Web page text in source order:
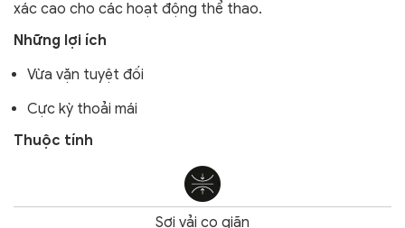
xác cao cho các hoạt động thể thao.
Những lợi ích
Vừa vặn tuyệt đối
Cực kỳ thoải mái
Thuộc tính
Sợi vải co giãn